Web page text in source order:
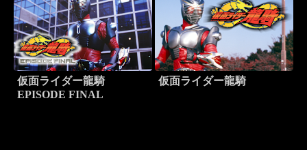
仮面ライダー龍騎
EPISODE FINAL
仮面ライダー龍騎